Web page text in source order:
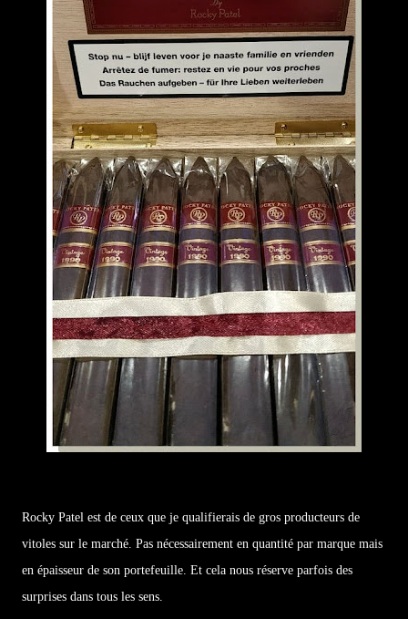
Rocky Patel est de ceux que je qualifierais de gros producteurs de
vitoles sur le marché. Pas nécessairement en quantité par marque mais
en épaisseur de son portefeuille. Et cela nous réserve parfois des
surprises dans tous les sens.